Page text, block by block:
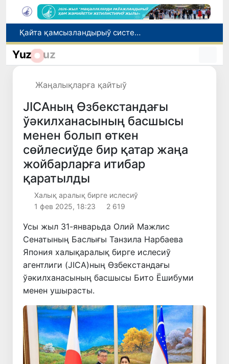
Ташкент аўыр атлетика бойынша Азия чемпионатына таярланбақта
Өзбекстанда Турақлы раўажланыў мақсетлери айлығы басланды
Yuz uz
Жаңалықларға қайтыў
JICAның Өзбекстандағы
ўәкилханасының басшысы
менен болып өткен
сөйлесиўде бир қатар жаңа
жойбарларға итибар
қаратылды
Халық аралық бирге ислесиў
1 фев 2025, 18:23
2 619
Усы жыл 31-январьда Олий Мажлис
Сенатының Баслығы Танзила Нарбаева
Япония халықаралық бирге ислесиў
агентлиги (JICA)ның Өзбекстандағы
ўәкилханасының басшысы Бито Ёшибуми
менен ушырасты.